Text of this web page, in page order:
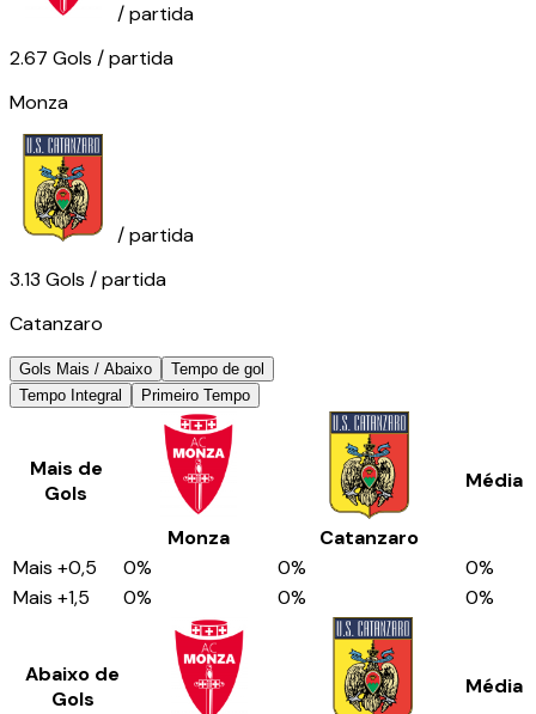
/ partida
2.67 Gols / partida
Monza
/ partida
3.13 Gols / partida
Catanzaro
Gols Mais / Abaixo
Tempo de gol
Tempo Integral
Primeiro Tempo
Mais de
Gols
Monza
Catanzaro
Média
Mais +0,5 0% 0% 0%
Mais +1,5 0% 0% 0%
Abaixo de
Gols
Média